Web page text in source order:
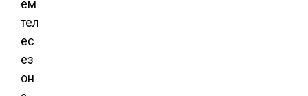
ем
тел
ес
ез
он